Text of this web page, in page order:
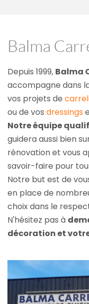
Balma
Depuis 1999, Balma
accompagne dans
vos projets de
ou de vos dressings
Notre équipe
guidera aussi bien
rénovation et vous
savoir-faire pour
Notre but est de
en place de
choix dans le
N'hésitez pas à
décoration et